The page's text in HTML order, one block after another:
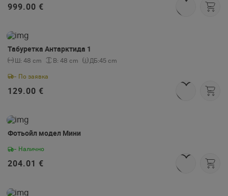
999.00 €
Табуретка Антарктида 1
Ш: 48 cm В: 48 cm ДБ:45 cm
- По заявка
129.00 €
Фотьойл модел Мини
- Налично
204.01 €